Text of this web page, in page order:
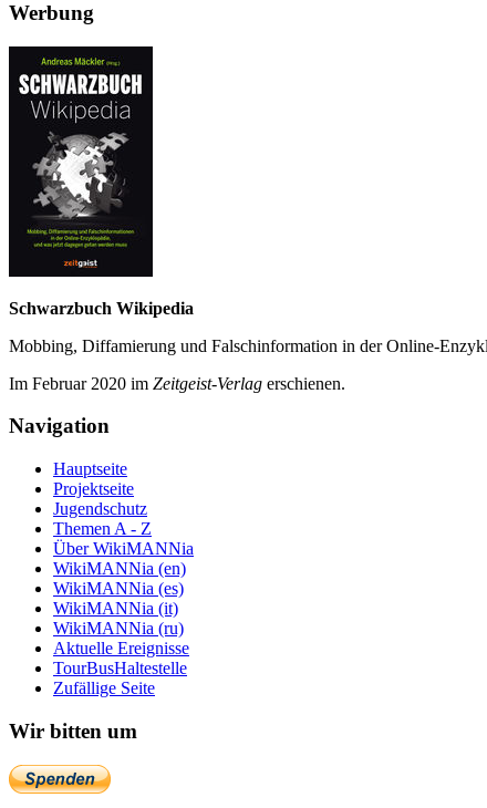
Werbung
Schwarzbuch Wikipedia
Mobbing, Diffamierung und Falsch­information in der Online-
Im Februar 2020 im Zeit­geist-Verlag erschienen.
Navigation
Hauptseite
Projektseite
Jugendschutz
Themen A - Z
Über WikiMANNia
WikiMANNia (en)
WikiMANNia (es)
WikiMANNia (it)
WikiMANNia (ru)
Aktuelle Ereignisse
TourBusHaltestelle
Zufällige Seite
Wir bitten um